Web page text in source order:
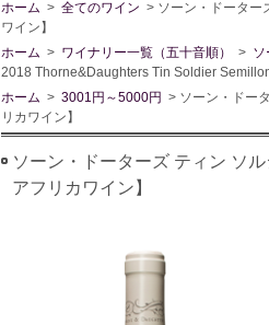
ホーム > 全てのワイン > ソーン・ドーター
ワイン】
ホーム > ワイナリー一覧（五十音順） >
2018 Thorne&Daughters Tin Soldier
ホーム > 3001円～5000円 > ソーン・ドー
リカワイン】
ソーン・ドーターズ ティン ソ
アフリカワイン】